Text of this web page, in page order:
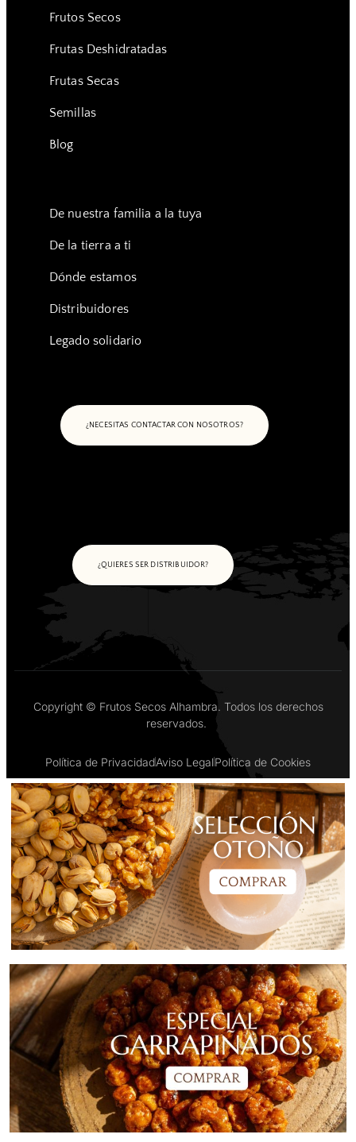
Frutos Secos
Frutas Deshidratadas
Frutas Secas
Semillas
Blog
De nuestra familia a la tuya
De la tierra a ti
Dónde estamos
Distribuidores
Legado solidario
¿NECESITAS CONTACTAR CON NOSOTROS?
¿QUIERES SER DISTRIBUIDOR?
Copyright © Frutos Secos Alhambra. Todos los derechos
reservados.
Política de PrivacidadAviso LegalPolítica de Cookies